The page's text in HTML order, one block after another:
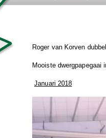
Roger van Korven
Mooiste dwergpapegaai
Januari 2018